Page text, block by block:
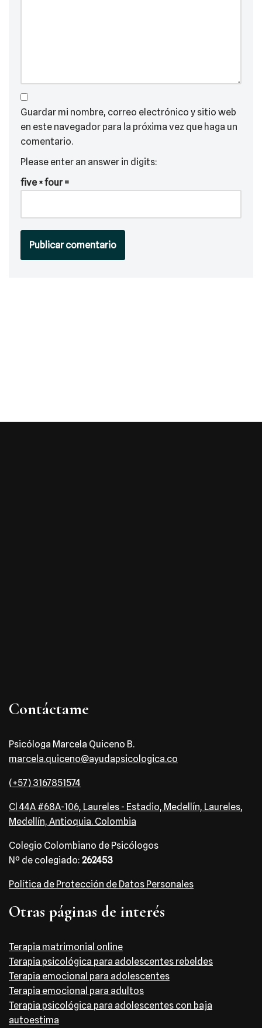
Guardar mi nombre, correo electrónico y sitio web
en este navegador para la próxima vez que haga un
comentario.
Please enter an answer in digits:
five × four =
Contáctame
Psicóloga Marcela Quiceno B.
marcela.quiceno@ayudapsicologica.co
(+57) 3167851574
Cl 44A #68A-106, Laureles - Estadio, Medellín, Laureles,
Medellín, Antioquia. Colombia
Colegio Colombiano de Psicólogos
Nº de colegiado: 262453
Política de Protección de Datos Personales
Otras páginas de interés
Terapia matrimonial online
Terapia psicológica para adolescentes rebeldes
Terapia emocional para adolescentes
Terapia emocional para adultos
Terapia psicológica para adolescentes con baja
autoestima